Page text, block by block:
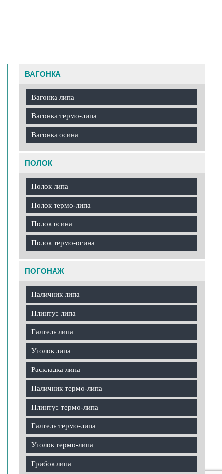
ВАГОНКА
Вагонка липа
Вагонка термо-липа
Вагонка осина
ПОЛОК
Полок липа
Полок термо-липа
Полок осина
Полок термо-осина
ПОГОНАЖ
Наличник липа
Плинтус липа
Галтель липа
Уголок липа
Раскладка липа
Наличник термо-липа
Плинтус термо-липа
Галтель термо-липа
Уголок термо-липа
Грибок липа